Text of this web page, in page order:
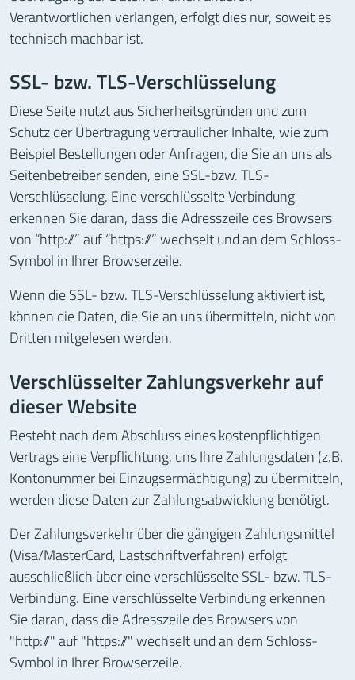
Verantwortlichen verlangen, erfolgt dies nur, soweit es
technisch machbar ist.
SSL- bzw. TLS-Verschlüsselung
Diese Seite nutzt aus Sicherheitsgründen und zum
Schutz der Übertragung vertraulicher Inhalte, wie zum
Beispiel Bestellungen oder Anfragen, die Sie an uns als
Seitenbetreiber senden, eine SSL-bzw. TLS-
Verschlüsselung. Eine verschlüsselte Verbindung
erkennen Sie daran, dass die Adresszeile des Browsers
von “http://” auf “https://” wechselt und an dem Schloss-
Symbol in Ihrer Browserzeile.
Wenn die SSL- bzw. TLS-Verschlüsselung aktiviert ist,
können die Daten, die Sie an uns übermitteln, nicht von
Dritten mitgelesen werden.
Verschlüsselter Zahlungsverkehr auf
dieser Website
Besteht nach dem Abschluss eines kostenpflichtigen
Vertrags eine Verpflichtung, uns Ihre Zahlungsdaten (z.B.
Kontonummer bei Einzugsermächtigung) zu übermitteln,
werden diese Daten zur Zahlungsabwicklung benötigt.
Der Zahlungsverkehr über die gängigen Zahlungsmittel
(Visa/MasterCard, Lastschriftverfahren) erfolgt
ausschließlich über eine verschlüsselte SSL- bzw. TLS-
Verbindung. Eine verschlüsselte Verbindung erkennen
Sie daran, dass die Adresszeile des Browsers von
"http://" auf "https://" wechselt und an dem Schloss-
Symbol in Ihrer Browserzeile.